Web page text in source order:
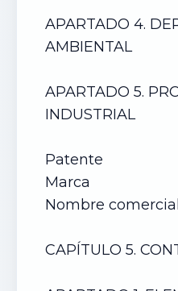
APARTADO 4.
AMBIENTAL
APARTADO 5.
INDUSTRIAL
Patente
Marca
Nombre comercial
CAPÍTULO 5.